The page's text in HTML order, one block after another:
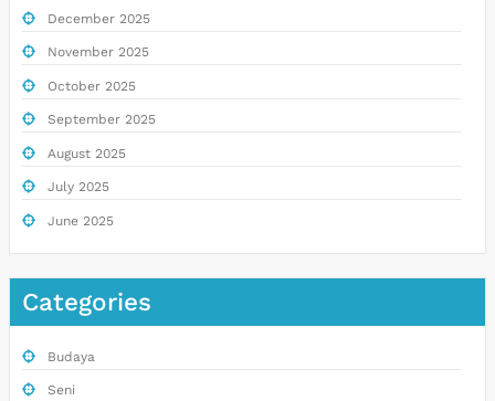
December 2025
November 2025
October 2025
September 2025
August 2025
July 2025
June 2025
Categories
Budaya
Seni